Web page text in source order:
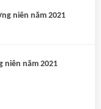
niên năm 2021
niên năm 2021